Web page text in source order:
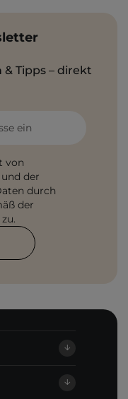
Tipps – direkt
ein
von
der
durch
der
zu.